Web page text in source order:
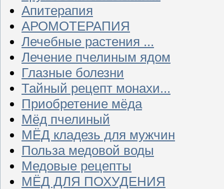
Апитерапия
АРОМОТЕРАПИЯ
Лечебные растения ...
Лечение пчелиным ядом
Глазные болезни
Тайный рецепт монахи...
Приобретение мёда
Мёд пчелиный
МЁД кладезь для мужчин
Польза медовой воды
Медовые рецепты
МЁД ДЛЯ ПОХУДЕНИЯ